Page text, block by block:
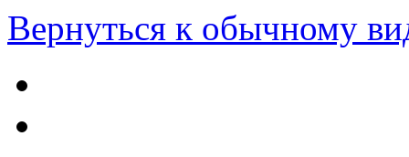
Вернуться к обычному